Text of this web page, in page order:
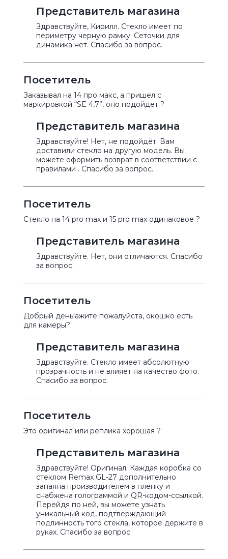
Представитель магазина
Здравствуйте, Кирилл. Стекло имеет по
периметру черную рамку. Сеточки для
динамика нет. Спасибо за вопрос.
Посетитель
Заказывал на 14 про макс, а пришел с
маркировкой “SE 4,7”, оно подойдет ?
Представитель магазина
Здравствуйте! Нет, не подойдёт. Вам
доставили стекло на другую модель. Вы
можете оформить возврат в соответствии с
правилами . Спасибо за вопрос.
Посетитель
Стекло на 14 pro max и 15 pro max одинаковое ?
Представитель магазина
Здравствуйте. Нет, они отличаются. Спасибо
за вопрос.
Посетитель
Добрый день!ажите пожалуйста, окошко есть
для камеры?
Представитель магазина
Здравствуйте. Стекло имеет абсолютную
прозрачность и не влияет на качество фото.
Спасибо за вопрос.
Посетитель
Это оригинал или реплика хорошая ?
Представитель магазина
Здравствуйте! Оригинал. Каждая коробка со
стеклом Remax GL-27 дополнительно
запаяна производителем в пленку и
снабжена голограммой и QR-кодом-ссылкой.
Перейдя по ней, вы можете узнать
уникальный код, подтверждающий
подлинность того стекла, которое держите в
руках. Спасибо за вопрос.